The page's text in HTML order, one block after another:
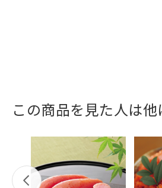
この商品を見た人は他